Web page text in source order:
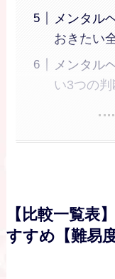
メンタル
おきたい
メンタル
い3つの
【比較一覧表
すすめ【難易